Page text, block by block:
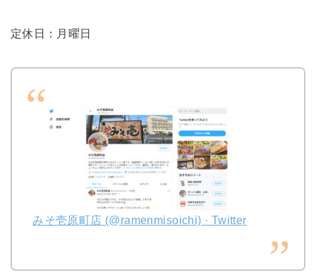
定休日：月曜日
みそ壱原町店 (@ramenmisoichi) · Twitter